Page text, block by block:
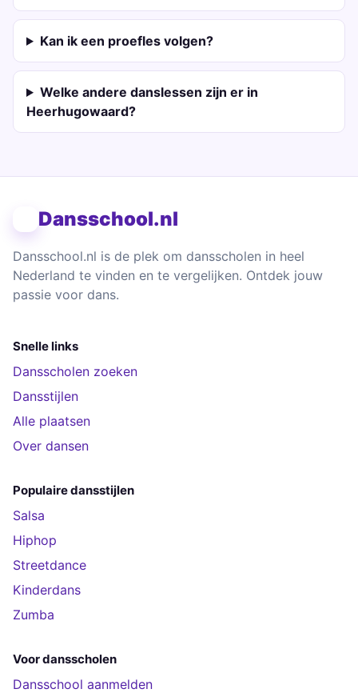
Kan ik een proefles volgen?
Welke andere danslessen zijn er in
Heerhugowaard?
Dansschool.nl
Dansschool.nl is de plek om dansscholen in heel
Nederland te vinden en te vergelijken. Ontdek jouw
passie voor dans.
Snelle links
Dansscholen zoeken
Dansstijlen
Alle plaatsen
Over dansen
Populaire dansstijlen
Salsa
Hiphop
Streetdance
Kinderdans
Zumba
Voor dansscholen
Dansschool aanmelden